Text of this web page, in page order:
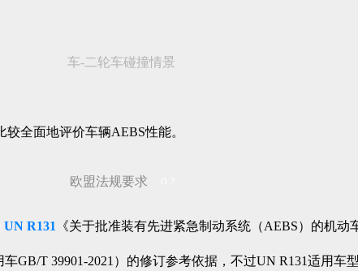
车-二轮车碰撞情景
全面地评价车辆AEBS性能。
欧盟法规要求
UN R131 《关于批准装有先进紧急制动系统（AEBS）的机动
GB/T 39901-2021）的修订参考依据，不过UN R131适用